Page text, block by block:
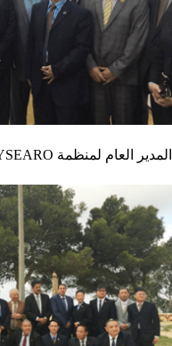
المدير العام لمنظمة KYSEARO مع فريق رئيس الوزراء